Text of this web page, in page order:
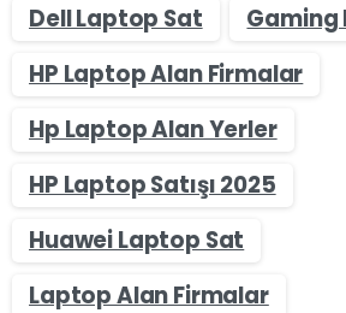
Dell Laptop Sat
Gaming
HP Laptop Alan Firmalar
Hp Laptop Alan Yerler
HP Laptop Satışı 2025
Huawei Laptop Sat
Laptop Alan Firmalar